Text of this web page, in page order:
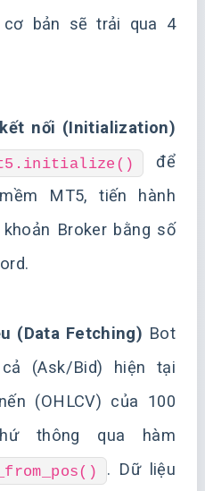
bản sẽ trải qua 4
nối (Initialization)
để
MT5, tiến hành
Broker bằng số
(Data Fetching) Bot
(Ask/Bid) hiện tại
(OHLCV) của 100
thông qua hàm
. Dữ liệu